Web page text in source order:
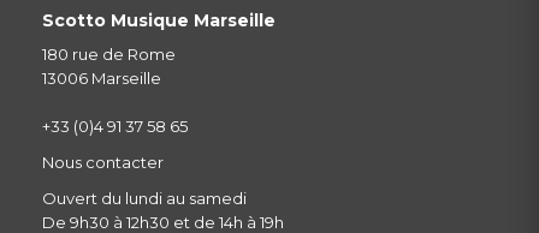
Scotto Musique Marseille
180 rue de Rome
13006 Marseille
+33 (0)4 91 37 58 65
Nous contacter
Ouvert du lundi au samedi
De 9h30 à 12h30 et de 14h à 19h